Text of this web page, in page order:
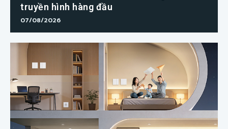
truyền hình hàng đầu
07/08/2026